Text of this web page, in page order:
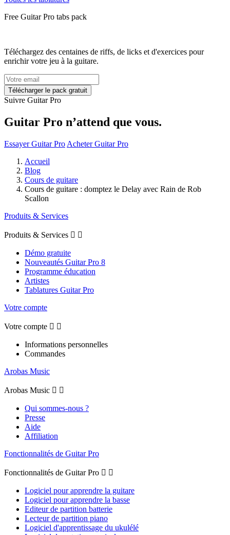
Free Guitar Pro tabs pack
Téléchargez des centaines de riffs, de licks et d'exercices pour
enrichir votre jeu à la guitare.
Suivre Guitar Pro
Guitar Pro n’attend que vous.
Essayer Guitar Pro Acheter Guitar Pro
Accueil
Blog
Cours de guitare
Cours de guitare : domptez le Delay avec Rain de Rob
Scallon
Produits & Services
Produits & Services  
Démo gratuite
Nouveautés Guitar Pro 8
Programme éducation
Artistes
Tablatures Guitar Pro
Votre compte
Votre compte  
Informations personnelles
Commandes
Arobas Music
Arobas Music  
Qui sommes-nous ?
Presse
Aide
Affiliation
Fonctionnalités de Guitar Pro
Fonctionnalités de Guitar Pro  
Logiciel pour apprendre la guitare
Logiciel pour apprendre la basse
Editeur de partition batterie
Lecteur de partition piano
Logiciel d'apprentissage du ukulélé